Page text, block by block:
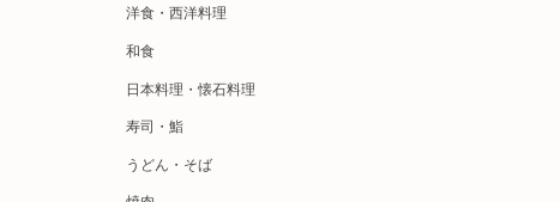
洋食・西洋料理
和食
日本料理・懐石料理
寿司・鮨
うどん・そば